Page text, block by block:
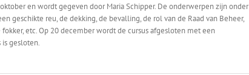
en wordt gegeven door Maria Schipper. De onderwerpen zijn onder
geschikte reu, de dekking, de bevalling, de rol van de Raad van Beheer,
etc. Op 20 december wordt de cursus afgesloten met een
gesloten.